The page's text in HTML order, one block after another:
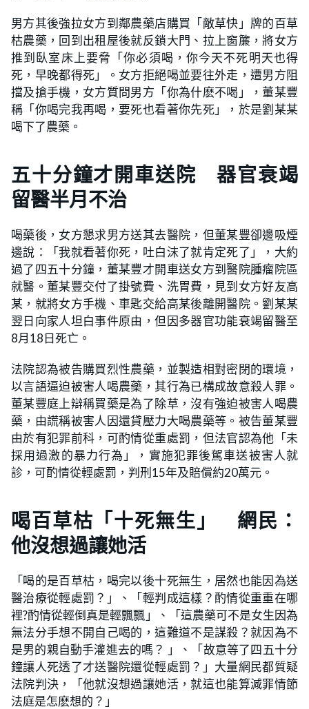
男方其後強拉女方到鄰農藥店購買「敵草快」牌的百草
枯農藥，回到出租屋後就反鎖大門、拉上窗簾，將女方
推到臥室床上要脅「你必須喝，你今天不死明天也得
死，早晚都得死」。女方拒絕喝並要往外走，遭男方阻
擋及搶手機，女方質問男方「你為什麽不喝」，董某豐
稱「你喝完我再喝，要死也看著你先死」，於是劉某某
喝下了農藥。
五十分鐘才開車送院 器官衰竭
留醫半月不治
喝藥後，女方懇求男方送其去醫院，但董某豐卻邊吸煙
邊說：「我就看著你死，吐白沫了就肯定死了」，大約
過了四五十分鐘，董某豐才開車送女方到醫院腫瘤院區
就醫。董某豐交付了掛號費、洗胃費，見到女方好友高
某，就將女方手機、車匙交給高某後離開醫院。劉某某
翌日向家人坦白事件原由，但因多器官功能衰竭留醫至
8月18日死亡。
法院認為被告購買烈性農藥，並製造相對密閉的環境，
以言語逼迫被害人喝農藥，其行為已構成故意殺人罪。
董某豐庭上辯稱買藥是為了除草，沒有強迫被害人喝農
藥，由謊稱被害人因還貸壓力大喝農藥等。被告董某豐
由於有犯罪前科，可酌情從重處罰，但法官認為他「未
採用過激的暴力行為」，實施犯罪後駕車送被害人就
診，可酌情從輕處罰，判刑15年及賠償約20萬元。
喝百草枯「十死無生」 網民：
他沒想過讓她活
「喝的是百草枯，喝完以後十死無生，居然也能因為送
醫治療從輕處罰？」、「輕判成這樣？酌情從重重在哪
裡?酌情從輕倒真是輕飄飄」、「這農藥可不是女生因為
無法分手想不開自己喝的，這難道不是謀殺？就因為不
是男的親自動手灌進去的嗎？ ​」、「故意等了四五十分
鐘讓人死透了才送醫院還從輕處罰？」大量網民都質疑
法院判決，「他就沒想過讓她活，就這也能算減罪情節
法庭是怎麽想的？」